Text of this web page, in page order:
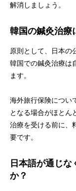
解消しましょう。
韓国の鍼灸治療
原則として、日本の
韓国での鍼灸治療は
ます。
海外旅行保険につい
となる場合がほとん
治療を受ける前に、
要です。
日本語が通じ
か？